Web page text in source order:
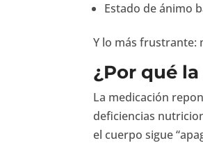
Estado de ánimo
Y lo más frustrante:
¿Por qué
La medicación
deficiencias
el cuerpo sigue